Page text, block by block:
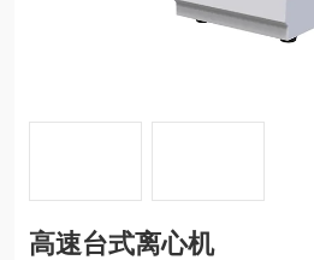
高速台式离心机